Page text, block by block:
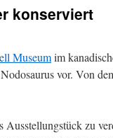
konserviert
Museumim
vor. Von
zu